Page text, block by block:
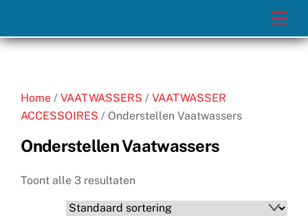
content
Home /VAATWASSERS /VAATWASSER
ACCESSOIRES / Onderstellen Vaatwassers
Onderstellen Vaatwassers
Toont alle 3 resultaten